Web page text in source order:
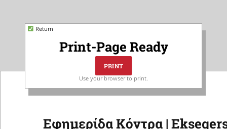
Return
Print-Page Ready
Use your browser to print.
Εφημερίδα Κόντρα |